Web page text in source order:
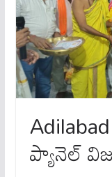
ప్యానెల్